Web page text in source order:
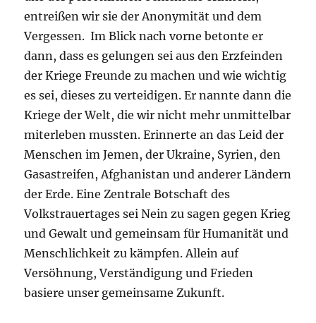
entreißen wir sie der Anonymität und dem
Vergessen. Im Blick nach vorne betonte er
dann, dass es gelungen sei aus den Erzfeinden
der Kriege Freunde zu machen und wie wichtig
es sei, dieses zu verteidigen. Er nannte dann die
Kriege der Welt, die wir nicht mehr unmittelbar
miterleben mussten. Erinnerte an das Leid der
Menschen im Jemen, der Ukraine, Syrien, den
Gasastreifen, Afghanistan und anderer Ländern
der Erde. Eine Zentrale Botschaft des
Volkstrauertages sei Nein zu sagen gegen Krieg
und Gewalt und gemeinsam für Humanität und
Menschlichkeit zu kämpfen. Allein auf
Versöhnung, Verständigung und Frieden
basiere unser gemeinsame Zukunft.